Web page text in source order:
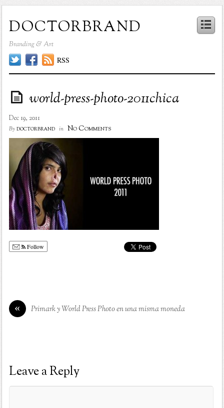
doctorbrand
Branding & Art
RSS
world-press-photo-2011chica
Dec 19, 2011
Bydoctorbrand in No Comments
Follow
« Primark y World Press Photo en una misma moneda
Leave a Reply